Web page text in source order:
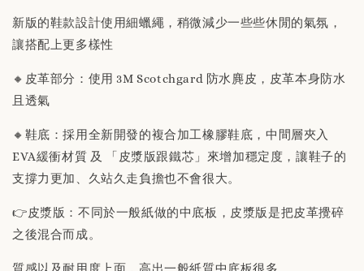
新版的鞋款設計使用細蠟繩，稍微減少一些些休閒的氣氛，
讓搭配上更多樣性
🔸皮革部分：使用 3M Scotchgard 防水麂皮，皮革本身防水
且透氣
🔸鞋底：採用全新開發的複合加工橡膠鞋底，中間層夾入
EVA緩衝材質 及 「皮漿版跟鐵芯」來增加穩定度，讓鞋子的
支撐力更加、久站久走負擔也不會很大。
👉皮漿版：不同於一般紙做的中底板，皮漿版是把皮革攪碎
之後混合而成。